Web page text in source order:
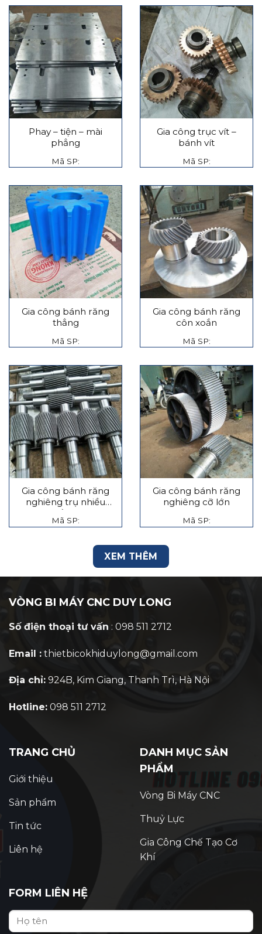
Phay – tiện – mài
phẳng
Mã SP:
Gia công trục vít –
bánh vít
Mã SP:
Gia công bánh răng
thẳng
Mã SP:
Gia công bánh răng
côn xoắn
Mã SP:
Gia công bánh răng
nghiêng trụ nhiều
tầng
Mã SP:
Gia công bánh răng
nghiêng cỡ lớn
Mã SP:
XEM THÊM
VÒNG BI MÁY CNC DUY LONG
Số điện thoại tư vấn : 098 511 2712
Email : thietbicokhiduylong@gmail.com
Địa chỉ: 924B, Kim Giang, Thanh Trì, Hà Nội
Hotline: 098 511 2712
TRANG CHỦ
Giới thiệu
Sản phẩm
Tin tức
Liên hệ
DANH MỤC SẢN
PHẨM
Vòng Bi Máy CNC
Thuỷ Lực
Gia Công Chế Tạo Cơ
Khí
FORM LIÊN HỆ